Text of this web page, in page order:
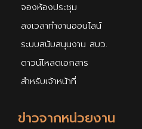
ข่าวจากหน่วยงาน
จองห้องประชุม
ลงเวลาทำงานออนไลน์
ระบบสนับสนุนงาน สบว.
ดาวน์โหลดเอกสาร
สำหรับเจ้าหน้าที่